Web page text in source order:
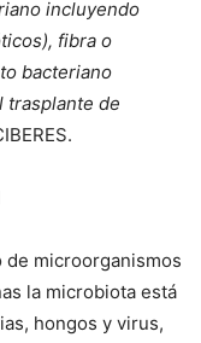
incluyendo
fibra o
bacteriano
trasplante de
microorganismos
la microbiota está
hongos y virus,